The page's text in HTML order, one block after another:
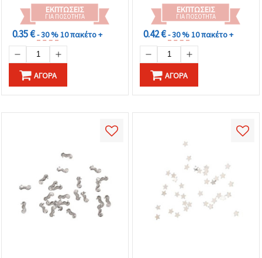
ΕΚΠΤΏΣΕΙΣ
ΓΙΑ ΠΟΣΌΤΗΤΑ
0.35 €- 30 %10 πακέτο +
ΑΓΟΡΆ
ΕΚΠΤΏΣΕΙΣ
ΓΙΑ ΠΟΣΌΤΗΤΑ
0.42 €- 30 %10 πακέτο +
ΑΓΟΡΆ